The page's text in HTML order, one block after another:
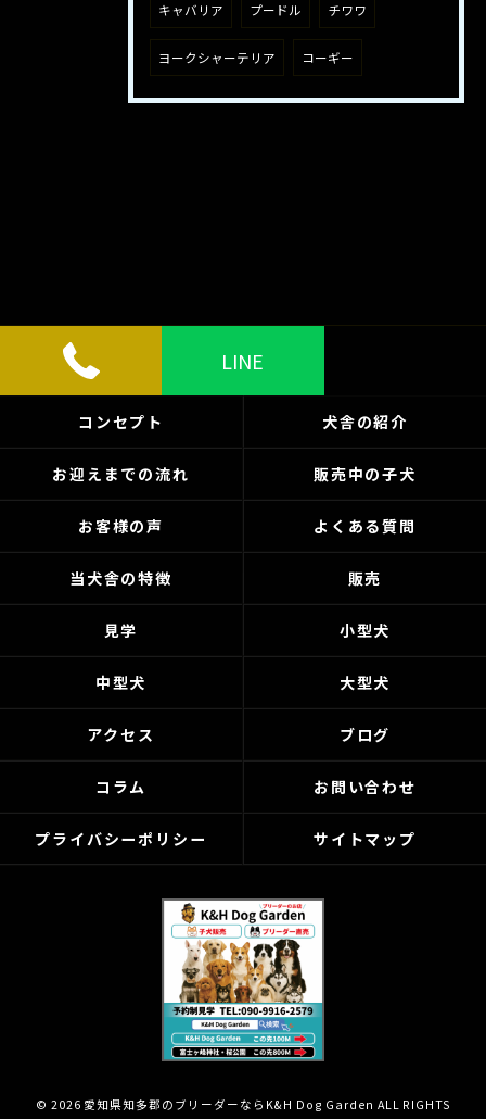
キャバリア プードル チワワ
ヨークシャーテリア コーギー
LINE
コンセプト 犬舎の紹介
お迎えまでの流れ 販売中の子犬
お客様の声 よくある質問
当犬舎の特徴 販売
見学 小型犬
中型犬 大型犬
アクセス ブログ
コラム お問い合わせ
プライバシーポリシー サイトマップ
© 2026 愛知県知多郡のブリーダーならK&H Dog Garden ALL RIGHTS